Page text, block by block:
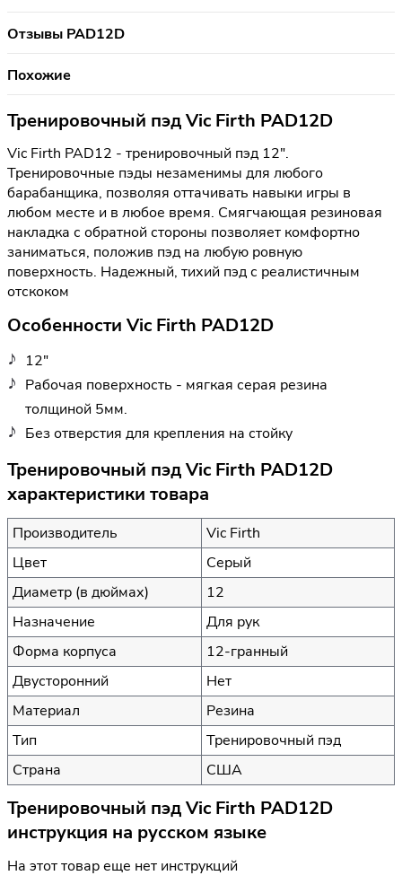
Отзывы PAD12D
Похожие
Тренировочный пэд Vic Firth PAD12D
Vic Firth PAD12 - тренировочный пэд 12".
Тренировочные пэды незаменимы для любого
барабанщика, позволяя оттачивать навыки игры в
любом месте и в любое время. Смягчающая резиновая
накладка с обратной стороны позволяет комфортно
заниматься, положив пэд на любую ровную
поверхность. Надежный, тихий пэд с реалистичным
отскоком
Особенности Vic Firth PAD12D
12"
Рабочая поверхность - мягкая серая резина
толщиной 5мм.
Без отверстия для крепления на стойку
Тренировочный пэд Vic Firth PAD12D
характеристики товара
Производитель
Vic Firth
Цвет
Серый
Диаметр (в дюймах)
12
Назначение
Для рук
Форма корпуса
12-гранный
Двусторонний
Нет
Материал
Резина
Тип
Тренировочный пэд
Страна
США
Тренировочный пэд Vic Firth PAD12D
инструкция на русском языке
На этот товар еще нет инструкций